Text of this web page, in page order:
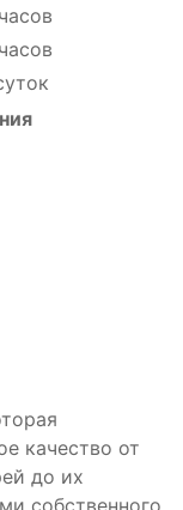
качество от
до их